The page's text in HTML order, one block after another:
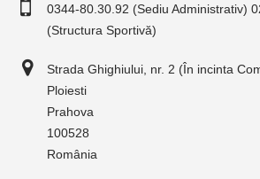
0344-80.30.92 (Sediu Administrativ)
(Structura Sportivă)
Strada Ghighiului, nr. 2 (În incinta
Ploiesti
Prahova
100528
România